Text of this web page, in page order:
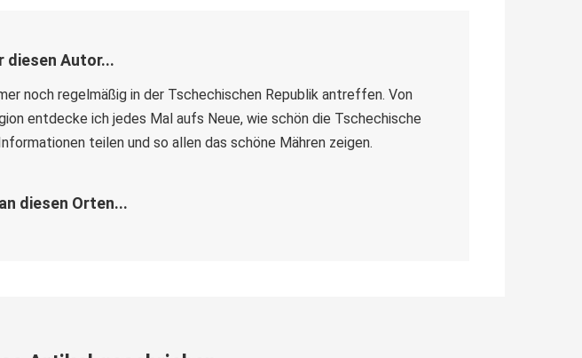
diesen Autor...
noch regelmäßig in der Tschechischen Republik antreffen. Von
entdecke ich jedes Mal aufs Neue, wie schön die Tschechische
teilen und so allen das schöne Mähren zeigen.
diesen Orten...